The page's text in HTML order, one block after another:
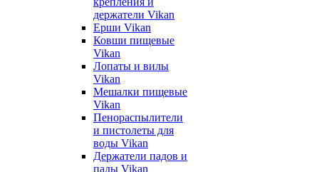
держатели Vikan
Ерши Vikan
Ковши пищевые
Vikan
Лопаты и вилы
Vikan
Мешалки пищевые
Vikan
Пенораспылители
и пистолеты для
воды Vikan
Держатели падов и
пады Vikan